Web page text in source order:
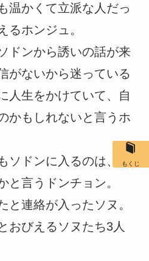
温かくて立派な人だっ
るホンジュ。
ドンから誘いの話が来
がないから迷っている
人生をかけていて、自
かもしれないと言うホ
ソドンに入るのは、い
と言うドンチョン。
と連絡が入ったソヌ。
おびえるソヌたち3人
もくじ